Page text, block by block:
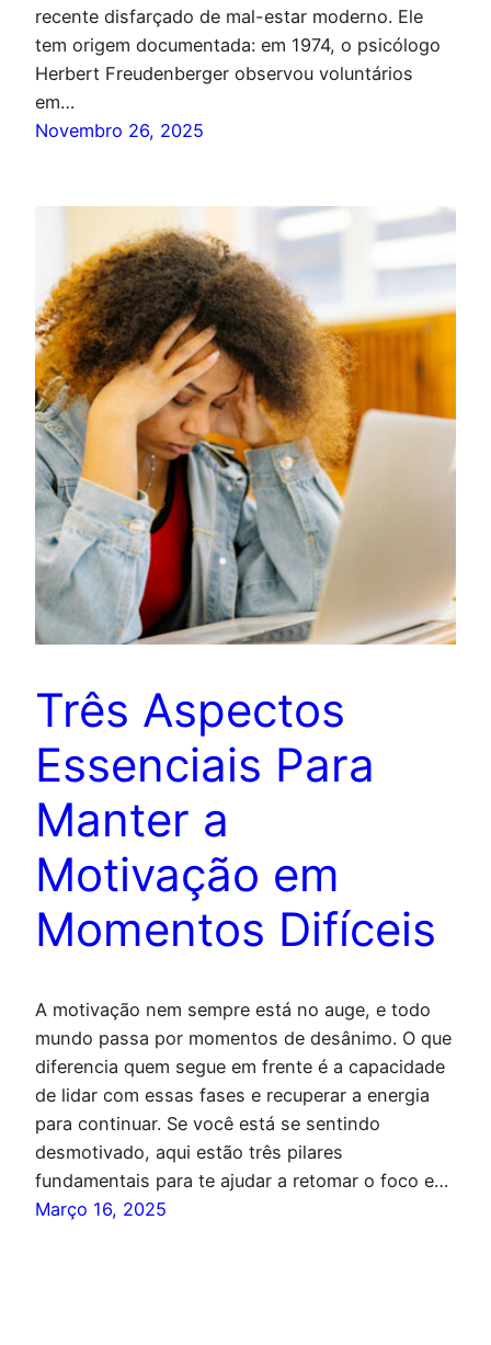
recente disfarçado de mal-estar moderno. Ele
tem origem documentada: em 1974, o psicólogo
Herbert Freudenberger observou voluntários
em…
Novembro 26, 2025
Três Aspectos
Essenciais Para
Manter a
Motivação em
Momentos Difíceis
A motivação nem sempre está no auge, e todo
mundo passa por momentos de desânimo. O que
diferencia quem segue em frente é a capacidade
de lidar com essas fases e recuperar a energia
para continuar. Se você está se sentindo
desmotivado, aqui estão três pilares
fundamentais para te ajudar a retomar o foco e…
Março 16, 2025